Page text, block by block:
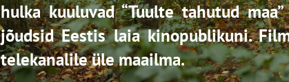
hulka kuuluvad “Tuulte tahutud
jõudsid Eestis laia kinopublikuni.
telekanalile üle maailma.